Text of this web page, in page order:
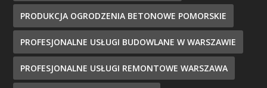
PRODUKCJA OGRODZENIA BETONOWE POMORSKIE
PROFESJONALNE USŁUGI BUDOWLANE W WARSZAWIE
PROFESJONALNE USŁUGI REMONTOWE WARSZAWA